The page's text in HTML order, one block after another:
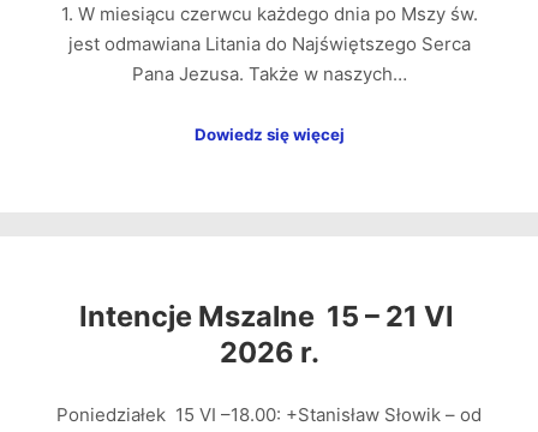
1. W miesiącu czerwcu każdego dnia po Mszy św.
jest odmawiana Litania do Najświętszego Serca
Pana Jezusa. Także w naszych…
Dowiedz się więcej
Intencje Mszalne 15 – 21 VI
2026 r.
Poniedziałek 15 VI –18.00: +Stanisław Słowik – od